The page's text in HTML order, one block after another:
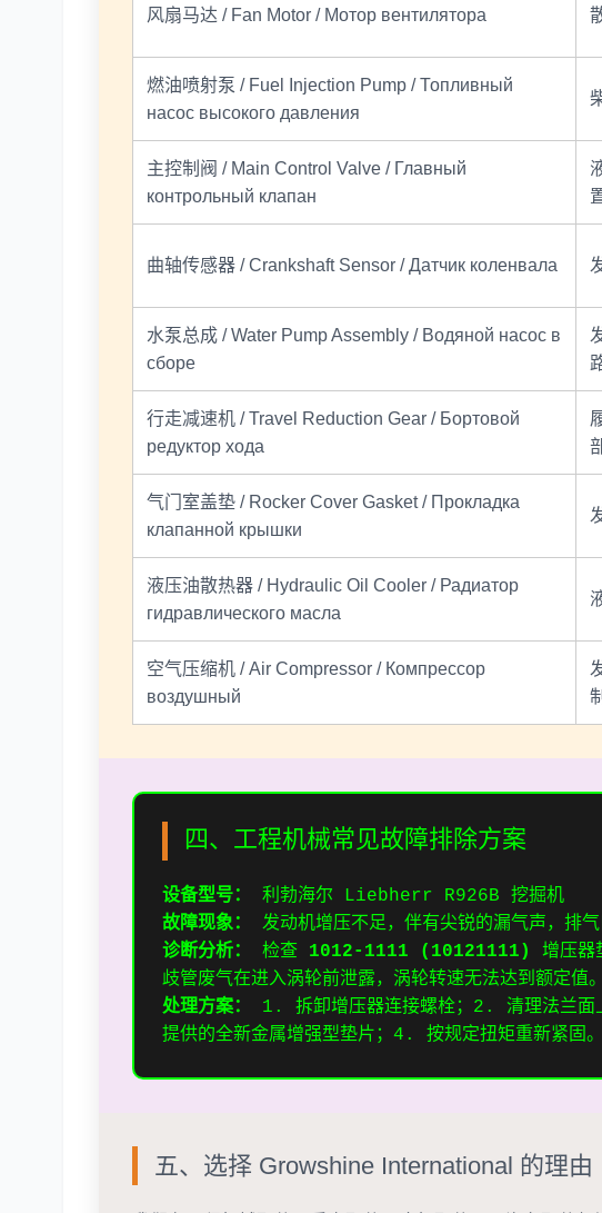
风扇马达 / Fan Motor / Мотор вентилятора
燃油喷射泵 / Fuel Injection Pump / Топливный
насос высокого давления
主控制阀 / Main Control Valve / Главный
контрольный клапан
曲轴传感器 / Crankshaft Sensor / Датчик коленвала
水泵总成 / Water Pump Assembly / Водяной насос в
сборе
行走减速机 / Travel Reduction Gear / Бортовой
редуктор хода
气门室盖垫 / Rocker Cover Gasket / Прокладка
клапанной крышки
液压油散热器 / Hydraulic Oil Cooler / Радиатор
гидравлического масла
空气压缩机 / Air Compressor / Компрессор
воздушный
四、工程机械常见故障排除方案
设备型号：
利勃海尔 Liebherr R926B 挖掘机
故障现象：
发动机增压不足，伴有尖锐的漏气声，排气
诊断分析：
检查 1012-1111 (10121111)
增压器
歧管废气在进入涡轮前泄露，涡轮转速无法达到额定值。
处理方案：
1. 拆卸增压器连接螺栓；2. 清理法兰面
提供的全新金属增强型垫片；4. 按规定扭矩重新紧固
五、选择 Growshine International 的理由